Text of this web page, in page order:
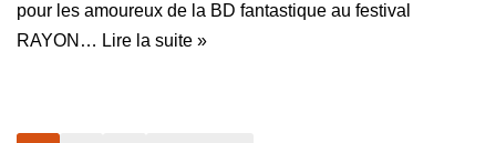
pour les amoureux de la BD fantastique au festival
RAYON… Lire la suite »